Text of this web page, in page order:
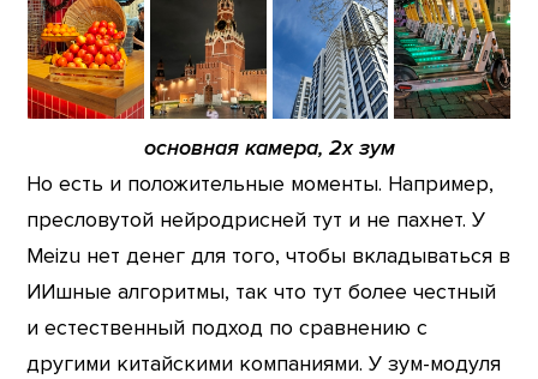
основная камера, 2х зум
Но есть и положительные моменты. Например,
пресловутой нейродрисней тут и не пахнет. У
Meizu нет денег для того, чтобы вкладываться в
ИИшные алгоритмы, так что тут более честный
и естественный подход по сравнению с
другими китайскими компаниями. У зум-модуля